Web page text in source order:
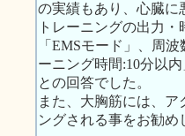
の実績もあり、心臓に
トレーニングの出力・
「EMSモード」、周
ーニング時間:10分以内
との回答でした。
また、大胸筋には、
ングされる事をお勧め